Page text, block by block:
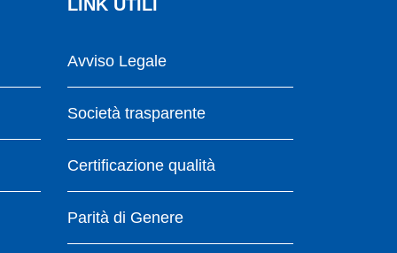
LINK UTILI
Avviso Legale
Società trasparente
Certificazione qualità
Parità di Genere